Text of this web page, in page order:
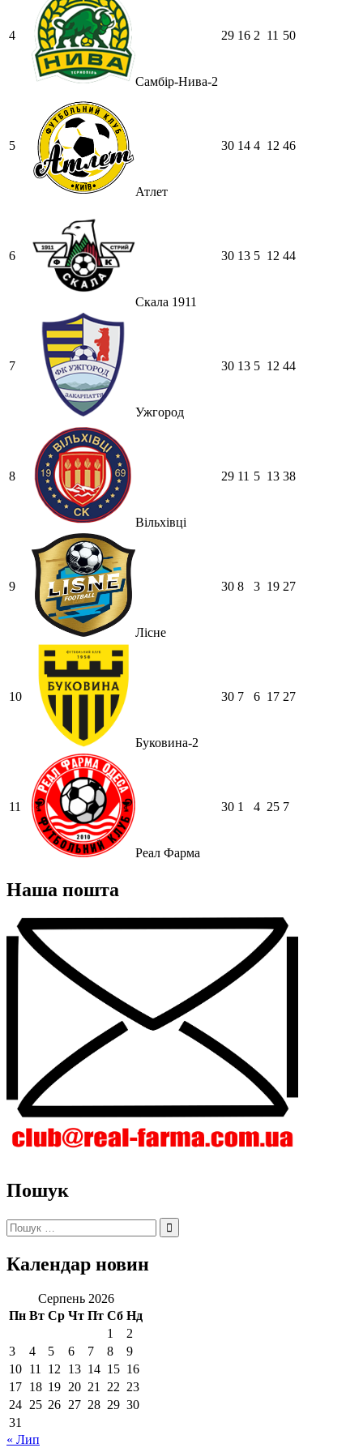
4
Самбір-Нива-2
29 16 2 11 50
5
Атлет
30 14 4 12 46
6
Скала 1911
30 13 5 12 44
7
Ужгород
30 13 5 12 44
8
Вільхівці
29 11 5 13 38
9
Лісне
30 8 3 19 27
10
Буковина-2
30 7 6 17 27
11
Реал Фарма
30 1 4 25 7
Наша пошта
Пошук
Пошук:
Календар новин
Серпень 2026
Пн Вт Ср Чт Пт Сб Нд
1
2
3
4 5 6 7 8
9
10 11 12 13 14 15 16
17 18 19 20 21 22 23
24 25 26 27 28 29 30
31
« Лип